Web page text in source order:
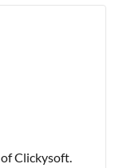
Clickysoft.